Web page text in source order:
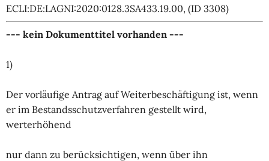
ECLI:DE:LAGNI:2020:0128.3SA433.19.00, (ID 3308)
--- kein Dokumenttitel vorhanden ---
1)
Der vorläufige Antrag auf Weiterbeschäftigung ist, wenn
er im Bestandsschutzverfahren gestellt wird,
werterhöhend
nur dann zu berücksichtigen, wenn über ihn